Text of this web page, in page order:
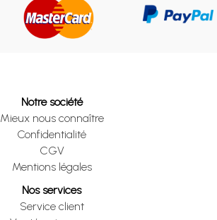
Notre société
Mieux nous connaître
Confidentialité
CGV
Mentions légales
Nos services
Service client